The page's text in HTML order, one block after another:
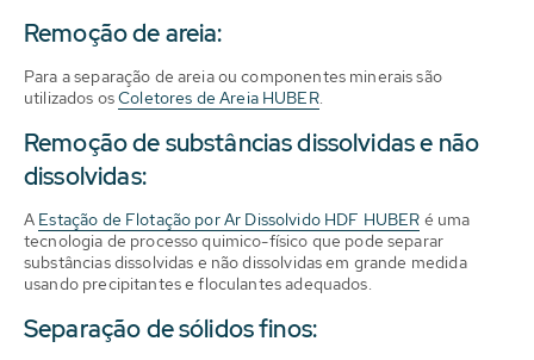
Remoção de areia:
Para a separação de areia ou componentes minerais são
utilizados osColetores de Areia HUBER.
Remoção de substâncias dissolvidas e não
dissolvidas:
A Estação de Flotação por Ar Dissolvido HDF HUBER é uma
tecnologia de processo quimico-físico que pode separar
substâncias dissolvidas e não dissolvidas em grande medida
usando precipitantes e floculantes adequados.
Separação de sólidos finos: